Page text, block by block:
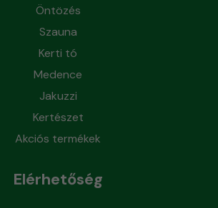
Öntözés
Szauna
Kerti tó
Medence
Jakuzzi
Kertészet
Akciós termékek
Elérhetőség